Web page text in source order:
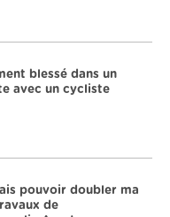
blessé dans un
avec un cycliste
pouvoir doubler ma
de